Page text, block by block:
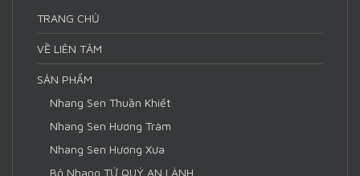
TRANG CHỦ
VỀ LIÊN TÂM
SẢN PHẨM
Nhang Sen Thuần Khiết
Nhang Sen Hương Tràm
Nhang Sen Hương Xưa
Bộ Nhang TỨ QUÝ AN LÀNH